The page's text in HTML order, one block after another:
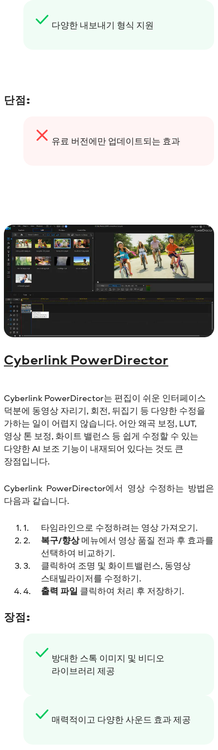
다양한 내보내기 형식 지원
단점:
유료 버전에만 업데이트되는 효과
Cyberlink PowerDirector
Cyberlink PowerDirector는 편집이 쉬운 인터페이스
덕분에 동영상 자리기, 회전, 뒤집기 등 다양한 수정을
가하는 일이 어렵지 않습니다. 어안 왜곡 보정, LUT,
영상 톤 보정, 화이트 밸런스 등 쉽게 수정할 수 있는
다양한 AI 보조 기능이 내재되어 있다는 것도 큰
장점입니다.
Cyberlink PowerDirector에서 영상 수정하는 방법은
다음과 같습니다.
타임라인으로 수정하려는 영상 가져오기.
복구/향상메뉴에서 영상 품질 전과 후 효과를
선택하여 비교하기.
클릭하여 조명 및 화이트밸런스, 동영상
스태빌라이저를 수정하기.
출력 파일 클릭하여 처리 후 저장하기.
장점:
방대한 스톡 이미지 및 비디오
라이브러리 제공
매력적이고 다양한 사운드 효과 제공